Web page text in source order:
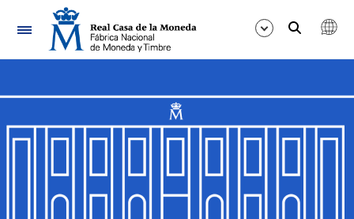
Nabigazioa
Erakutsi/Ezkutatu
Erakutsi/Ezkutatu